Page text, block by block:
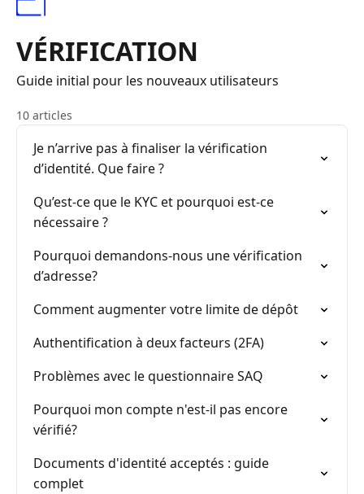
VÉRIFICATION
Guide initial pour les nouveaux utilisateurs
10 articles
Je n’arrive pas à finaliser la vérification
d’identité. Que faire ?
Qu’est-ce que le KYC et pourquoi est-ce
nécessaire ?
Pourquoi demandons-nous une vérification
d’adresse?
Comment augmenter votre limite de dépôt
Authentification à deux facteurs (2FA)
Problèmes avec le questionnaire SAQ
Pourquoi mon compte n'est-il pas encore
vérifié?
Documents d'identité acceptés : guide
complet